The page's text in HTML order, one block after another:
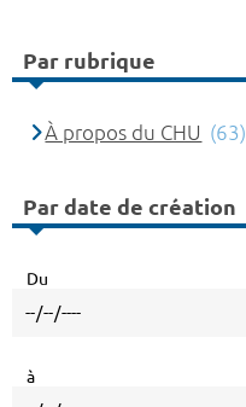
Par rubrique
À propos du CHU (63)
Par date de création
Du
à